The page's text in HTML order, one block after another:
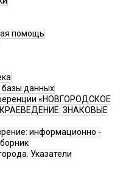
помощь
базы данных
«НОВГОРОДСКОЕ
ЗНАКОВЫЕ
информационно -
Указатели